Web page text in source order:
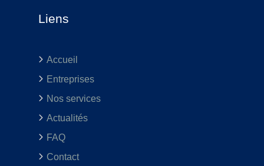
Liens
Accueil
Entreprises
Nos services
Actualités
FAQ
Contact